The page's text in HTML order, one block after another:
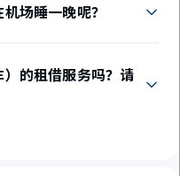
场睡一晚呢？
的租借服务吗？请